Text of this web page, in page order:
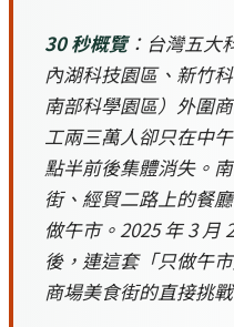
30 秒概覽：台灣五大
內湖科技園區、新竹
南部科學園區）外圍
工兩三萬人卻只在中
點半前後集體消失。
街、經貿二路上的餐
做午市。2025 年 3 月
後，連這套「只做午
商場美食街的直接挑戰